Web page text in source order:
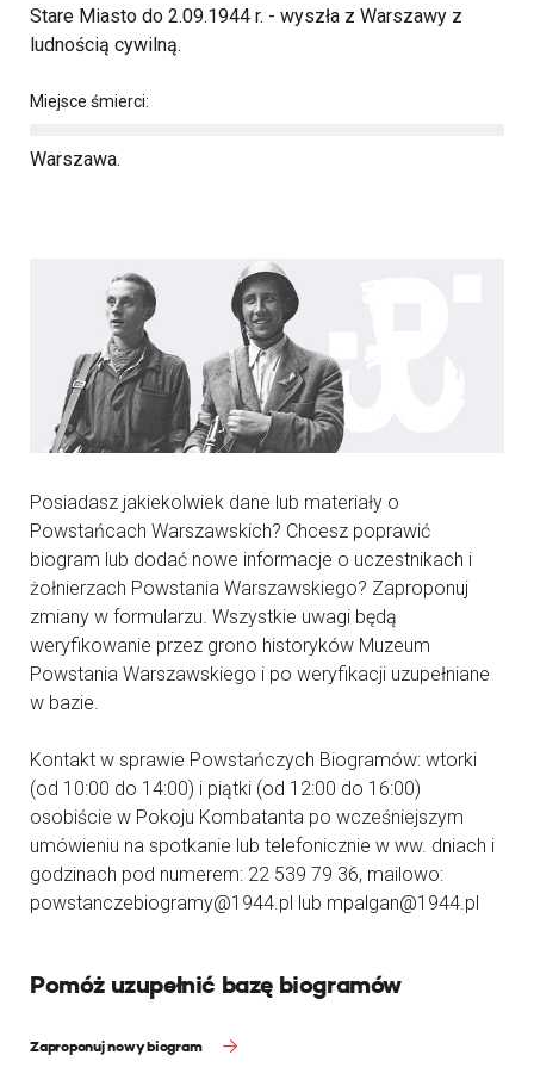
Stare Miasto do 2.09.1944 r. - wyszła z Warszawy z
ludnością cywilną.
Miejsce śmierci:
Warszawa.
Posiadasz jakiekolwiek dane lub materiały o
Powstańcach Warszawskich? Chcesz poprawić
biogram lub dodać nowe informacje o uczestnikach i
żołnierzach Powstania Warszawskiego? Zaproponuj
zmiany w formularzu. Wszystkie uwagi będą
weryfikowanie przez grono historyków Muzeum
Powstania Warszawskiego i po weryfikacji uzupełniane
w bazie.
Kontakt w sprawie Powstańczych Biogramów: wtorki
(od 10:00 do 14:00) i piątki (od 12:00 do 16:00)
osobiście w Pokoju Kombatanta po wcześniejszym
umówieniu na spotkanie lub telefonicznie w ww. dniach i
godzinach pod numerem: 22 539 79 36, mailowo:
powstanczebiogramy@1944.pl lub mpalgan@1944.pl
Pomóż uzupełnić bazę biogramów
Zaproponuj nowy biogram